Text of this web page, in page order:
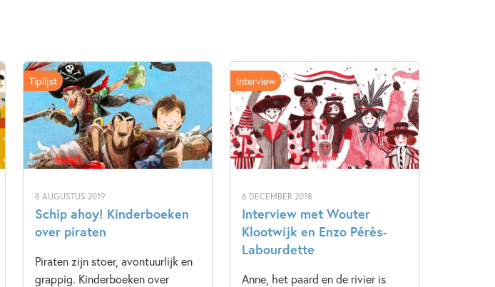
8 AUGUSTUS 2019
Schip ahoy! Kinderboeken
over piraten
Piraten zijn stoer, avontuurlijk en
grappig. Kinderboeken over
Tiplijst
6 DECEMBER 2018
Interview met Wouter
Klootwijk en Enzo Pérès-
Labourdette
Anne, het paard en de rivier is
Interview